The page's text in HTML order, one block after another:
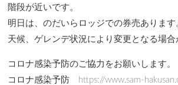
階段が近いです。
明日は、のだいらロッジでの券売あります
天候、ゲレンデ状況により変更となる場合
コロナ感染予防のご協力をお願いします。
コロナ感染予防 https://www.sam-